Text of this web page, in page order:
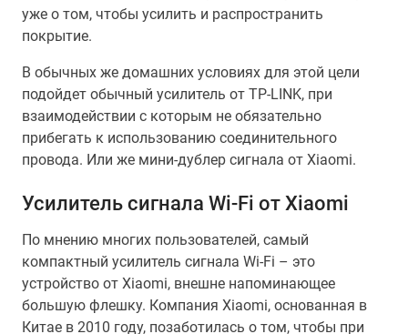
уже о том, чтобы усилить и распространить
покрытие.
В обычных же домашних условиях для этой цели
подойдет обычный усилитель от TP-LINK, при
взаимодействии с которым не обязательно
прибегать к использованию соединительного
провода. Или же мини-дублер сигнала от Xiaomi.
Усилитель сигнала Wi-Fi от Xiaomi
По мнению многих пользователей, самый
компактный усилитель сигнала Wi-Fi – это
устройство от Xiaomi, внешне напоминающее
большую флешку. Компания Xiaomi, основанная в
Китае в 2010 году, позаботилась о том, чтобы при